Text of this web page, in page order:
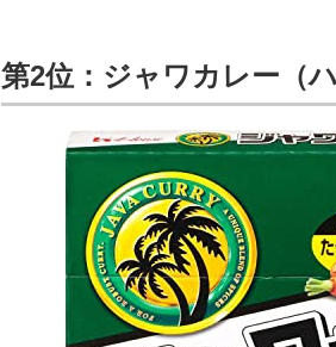
第2位：ジャワカレー（ハ